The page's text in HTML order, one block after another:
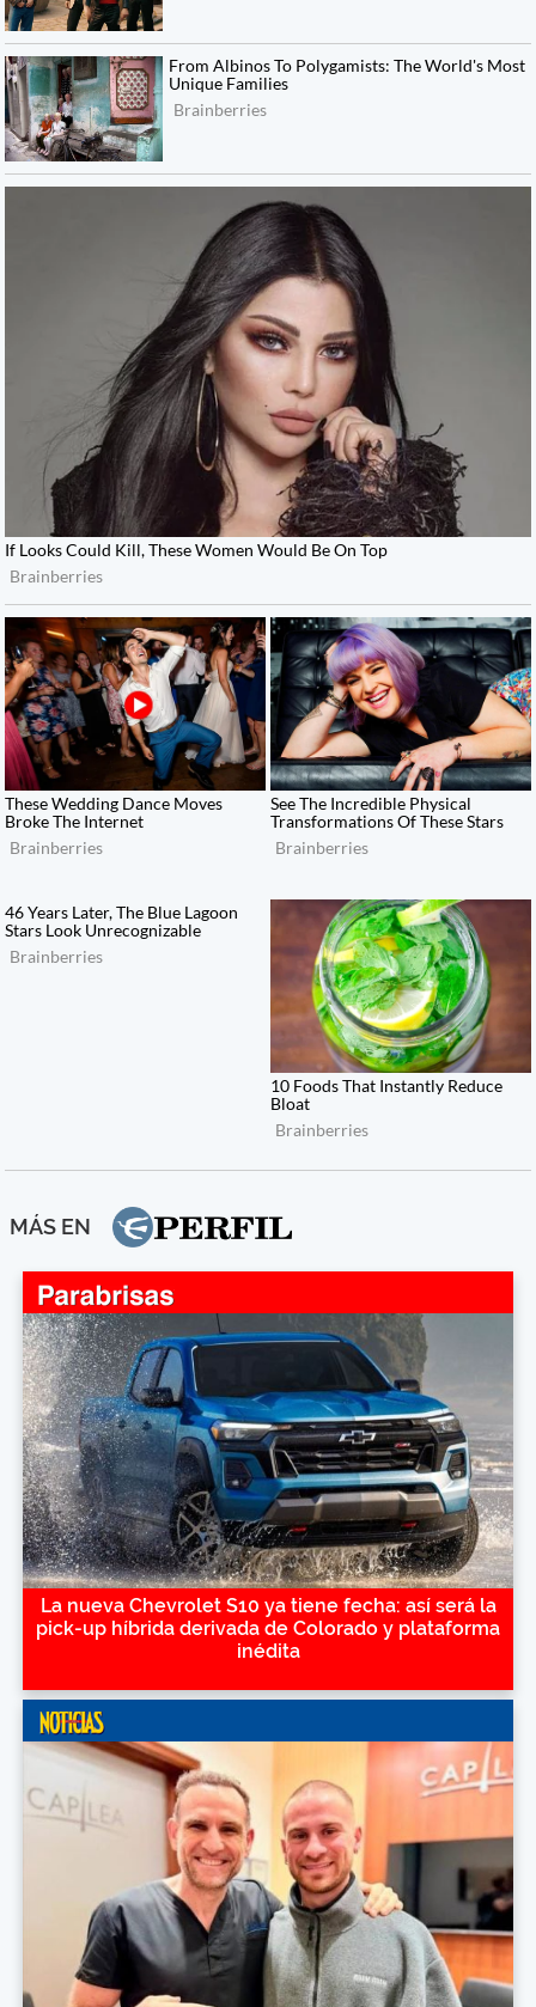
MÁS EN
La nueva Chevrolet S10 ya tiene fecha: así será la
pick-up híbrida derivada de Colorado y plataforma
inédita